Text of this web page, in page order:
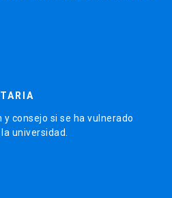
consejo si se ha vulnerado
universidad.